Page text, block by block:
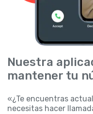
Nuestra
mantener tu
«¿Te encuentras
necesitas hacer